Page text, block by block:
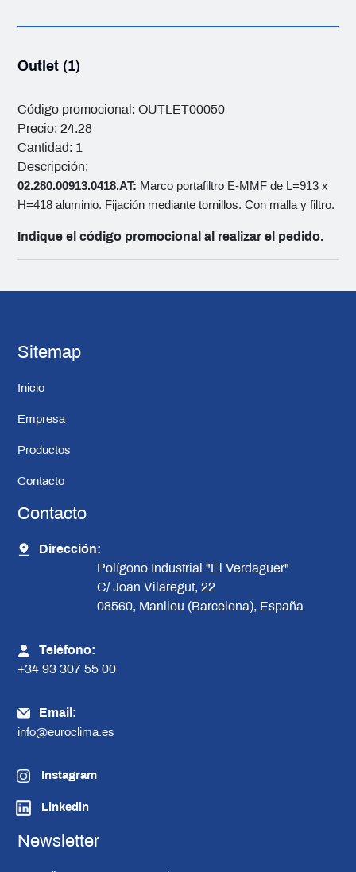
Outlet (1)
Código promocional: OUTLET00050
Precio: 24.28
Cantidad: 1
Descripción:
02.280.00913.0418.AT: Marco portafiltro E-MMF de L=913 x
H=418 aluminio. Fijación mediante tornillos. Con malla y filtro.
Indique el código promocional al realizar el pedido.
Sitemap
Inicio
Empresa
Productos
Contacto
Contacto
Dirección:
Polígono Industrial "El Verdaguer"
C/ Joan Vilaregut, 22
08560, Manlleu (Barcelona), España
Teléfono:
+34 93 307 55 00
Email:
info@euroclima.es
Instagram
Linkedin
Newsletter